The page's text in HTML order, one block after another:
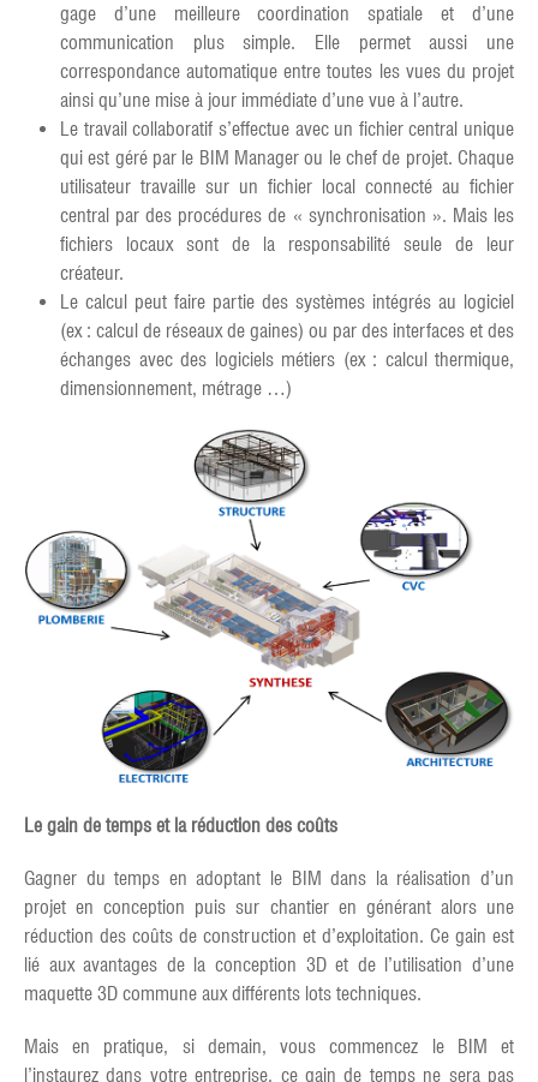
gage d’une meilleure coordination spatiale et d’une
communication plus simple. Elle permet aussi une
correspondance automatique entre toutes les vues du projet
ainsi qu’une mise à jour immédiate d’une vue à l’autre.
Le travail collaboratif s’effectue avec un fichier central unique
qui est géré par le BIM Manager ou le chef de projet. Chaque
utilisateur travaille sur un fichier local connecté au fichier
central par des procédures de « synchronisation ». Mais les
fichiers locaux sont de la responsabilité seule de leur
créateur.
Le calcul peut faire partie des systèmes intégrés au logiciel
(ex : calcul de réseaux de gaines) ou par des interfaces et des
échanges avec des logiciels métiers (ex : calcul thermique,
dimensionnement, métrage …)
Le gain de temps et la réduction des coûts
Gagner du temps en adoptant le BIM dans la réalisation d’un
projet en conception puis sur chantier en générant alors une
réduction des coûts de construction et d’exploitation. Ce gain est
lié aux avantages de la conception 3D et de l’utilisation d’une
maquette 3D commune aux différents lots techniques.
Mais en pratique, si demain, vous commencez le BIM et
l’instaurez dans votre entreprise, ce gain de temps ne sera pas